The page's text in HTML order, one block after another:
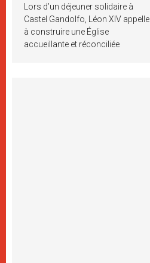
Lors d’un déjeuner solidaire à
Castel Gandolfo, Léon XIV appelle
à construire une Église
accueillante et réconciliée